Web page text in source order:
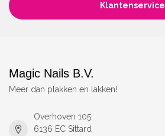
Klantenservice
Magic Nails B.V.
Meer dan plakken en lakken!
Overhoven 105
6136 EC Sittard